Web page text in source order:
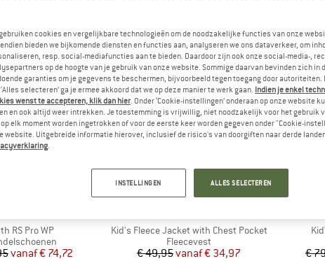
RS Pro WP
Prijs
Verlaagde prijs
vanaf€ 74,72
Artikel
Kid's Fleece Jacket with Chest Pocket
Productgroep
Fleecevest
Prijs
€ 49,95 Verlaagde prijs
vanaf€ 34,97 €
cookies en vergelijkbare technologieën om de noodzakelijke functies van onze
bieden we bijkomende diensten en functies aan, analyseren we ons dataverkeer, om
resp. social-mediafuncties aan te bieden. Daardoor zijn ook onze social-media-,
op de hoogte van je gebruik van onze website. Sommige daarvan bevinden zich in
garanties om je gegevens te beschermen, bijvoorbeeld tegen toegang door autoriteiten.
selecteren’ ga je ermee akkoord dat we op deze manier te werk gaan. Indien je enkel
wenst te accepteren, klik dan hier. Onder ‘Cookie-instellingen’ onderaan op onze website
en ook altijd weer intrekken. Je toestemming is vrijwillig, niet noodzakelijk voor het gebruik
op elk moment worden ingetrokken of voor de eerste keer worden gegeven onder "Cookie-
website. Uitgebreide informatie hierover, inclusief de risico's van doorgiften naar derde
.
INSTELLINGEN ALLES SELECTEREN